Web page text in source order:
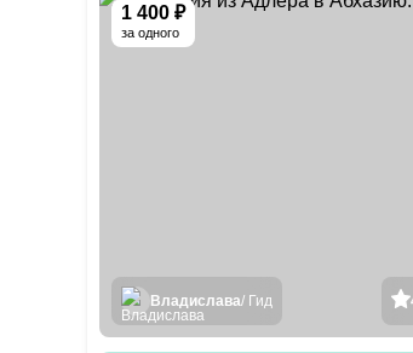
1 400 ₽
за одного
Владислава/ Гид